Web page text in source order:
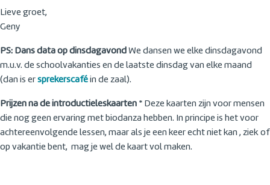
Lieve groet,
Geny
PS: Dans data op dinsdagavond We dansen we elke dinsdagavond
m.u.v. de schoolvakanties en de laatste dinsdag van elke maand
(dan is er sprekerscafé in de zaal).
Prijzen na de introductieleskaarten * Deze kaarten zijn voor mensen
die nog geen ervaring met biodanza hebben. In principe is het voor
achtereenvolgende lessen, maar als je een keer echt niet kan , ziek of
op vakantie bent, mag je wel de kaart vol maken.